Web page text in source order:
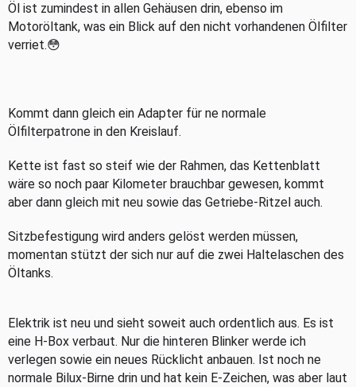
Öl ist zumindest in allen Gehäusen drin, ebenso im
Motoröltank, was ein Blick auf den nicht vorhandenen Ölfilter
verriet.😳
Kommt dann gleich ein Adapter für ne normale
Ölfilterpatrone in den Kreislauf.
Kette ist fast so steif wie der Rahmen, das Kettenblatt
wäre so noch paar Kilometer brauchbar gewesen, kommt
aber dann gleich mit neu sowie das Getriebe-Ritzel auch.
Sitzbefestigung wird anders gelöst werden müssen,
momentan stützt der sich nur auf die zwei Haltelaschen des
Öltanks.
Elektrik ist neu und sieht soweit auch ordentlich aus. Es ist
eine H-Box verbaut. Nur die hinteren Blinker werde ich
verlegen sowie ein neues Rücklicht anbauen. Ist noch ne
normale Bilux-Birne drin und hat kein E-Zeichen, was aber laut